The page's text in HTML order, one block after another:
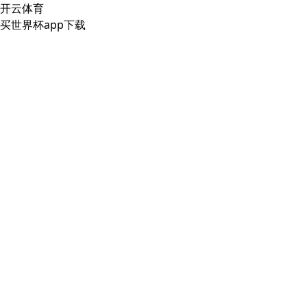
开云体育
买世界杯app下载